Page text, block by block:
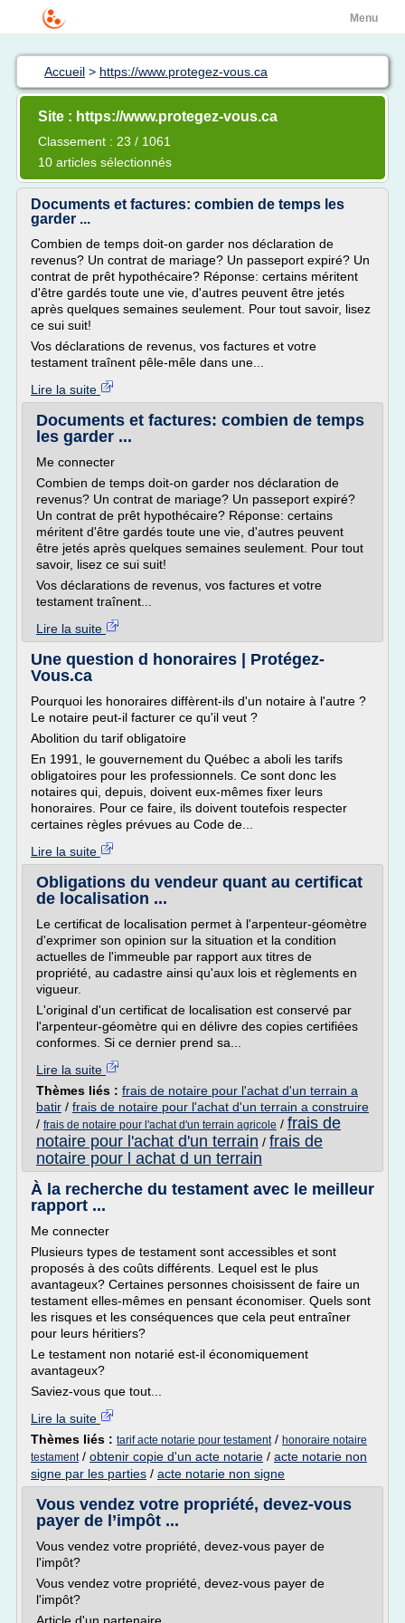
Menu
Accueil > https://www.protegez-vous.ca
Site : https://www.protegez-vous.ca
Classement : 23 / 1061
10 articles sélectionnés
Documents et factures: combien de temps les
garder ...
Combien de temps doit-on garder nos déclaration de
revenus? Un contrat de mariage? Un passeport expiré? Un
contrat de prêt hypothécaire? Réponse: certains méritent
d'être gardés toute une vie, d'autres peuvent être jetés
après quelques semaines seulement. Pour tout savoir, lisez
ce sui suit!
Vos déclarations de revenus, vos factures et votre
testament traînent pêle-mêle dans une...
Lire la suite
Documents et factures: combien de temps
les garder ...
Me connecter
Combien de temps doit-on garder nos déclaration de
revenus? Un contrat de mariage? Un passeport expiré?
Un contrat de prêt hypothécaire? Réponse: certains
méritent d'être gardés toute une vie, d'autres peuvent
être jetés après quelques semaines seulement. Pour tout
savoir, lisez ce sui suit!
Vos déclarations de revenus, vos factures et votre
testament traînent...
Lire la suite
Une question d honoraires | Protégez-
Vous.ca
Pourquoi les honoraires diffèrent-ils d'un notaire à l'autre ?
Le notaire peut-il facturer ce qu'il veut ?
Abolition du tarif obligatoire
En 1991, le gouvernement du Québec a aboli les tarifs
obligatoires pour les professionnels. Ce sont donc les
notaires qui, depuis, doivent eux-mêmes fixer leurs
honoraires. Pour ce faire, ils doivent toutefois respecter
certaines règles prévues au Code de...
Lire la suite
Obligations du vendeur quant au certificat
de localisation ...
Le certificat de localisation permet à l'arpenteur-géomètre
d'exprimer son opinion sur la situation et la condition
actuelles de l'immeuble par rapport aux titres de
propriété, au cadastre ainsi qu'aux lois et règlements en
vigueur.
L'original d'un certificat de localisation est conservé par
l'arpenteur-géomètre qui en délivre des copies certifiées
conformes. Si ce dernier prend sa...
Lire la suite
Thèmes liés : frais de notaire pour l'achat d'un terrain a
batir / frais de notaire pour l'achat d'un terrain a construire
/ frais de notaire pour l'achat d'un terrain agricole / frais de
notaire pour l'achat d'un terrain / frais de
notaire pour l achat d un terrain
À la recherche du testament avec le meilleur
rapport ...
Me connecter
Plusieurs types de testament sont accessibles et sont
proposés à des coûts différents. Lequel est le plus
avantageux? Certaines personnes choisissent de faire un
testament elles-mêmes en pensant économiser. Quels sont
les risques et les conséquences que cela peut entraîner
pour leurs héritiers?
Le testament non notarié est-il économiquement
avantageux?
Saviez-vous que tout...
Lire la suite
Thèmes liés : tarif acte notarie pour testament/ honoraire notaire
testament/ obtenir copie d'un acte notarie / acte notarie non
signe par les parties / acte notarie non signe
Vous vendez votre propriété, devez-vous
payer de l’impôt ...
Vous vendez votre propriété, devez-vous payer de
l'impôt?
Vous vendez votre propriété, devez-vous payer de
l'impôt?